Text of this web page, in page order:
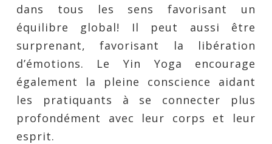
dans tous les sens favorisant un
équilibre global! Il peut aussi être
surprenant, favorisant la libération
d’émotions. Le Yin Yoga encourage
également la pleine conscience aidant
les pratiquants à se connecter plus
profondément avec leur corps et leur
esprit.